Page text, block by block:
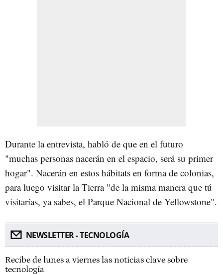
Durante la entrevista, habló de que en el futuro
"muchas personas nacerán en el espacio, será su primer
hogar". Nacerán en estos hábitats en forma de colonias,
para luego visitar la Tierra "de la misma manera que tú
visitarías, ya sabes, el Parque Nacional de Yellowstone".
NEWSLETTER - TECNOLOGÍA
Recibe de lunes a viernes las noticias clave sobre
tecnología